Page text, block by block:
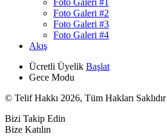
Foto Galeri #1
Foto Galeri #2
Foto Galeri #3
Foto Galeri #4
Akış
Ücretli Üyelik Başlat
Gece Modu
© Telif Hakkı 2026, Tüm Hakları Saklıdır
Bizi Takip Edin
Bize Katılın